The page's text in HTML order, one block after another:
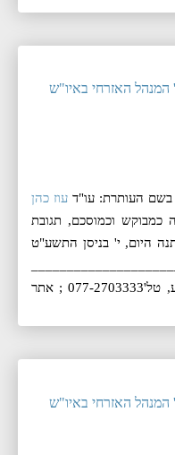
עוז כהן
כמבוקש וכמוסכם, תגובת
עד ליום 30.5.2019. ניתנה היום, ‏י' בניסן התשע"ט
16088270_A30.docx עכ מרכז מידע, טל'077-2703333 ; אתר